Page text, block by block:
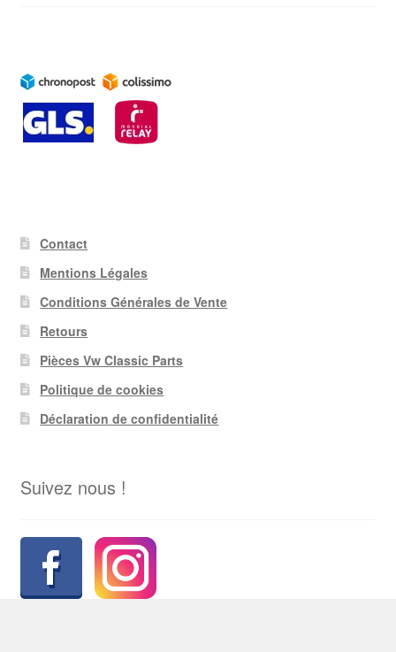
Contact
Mentions Légales
Conditions Générales de Vente
Retours
Pièces Vw Classic Parts
Politique de cookies
Déclaration de confidentialité
Suivez nous !